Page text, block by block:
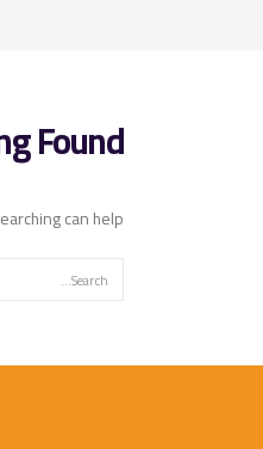
Found
can help.